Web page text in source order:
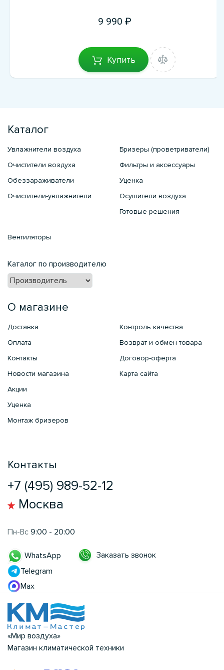
9 990
Купить
Каталог
Увлажнители воздуха
Очистители воздуха
Обеззараживатели
Очистители-увлажнители
Бризеры (проветриватели)
Фильтры и аксессуары
Уценка
Осушители воздуха
Готовые решения
Вентиляторы
Каталог по производителю
О магазине
Доставка
Оплата
Контакты
Новости магазина
Акции
Уценка
Монтаж бризеров
Контроль качества
Возврат и обмен товара
Договор-оферта
Карта сайта
Контакты
+7 (495) 989-52-12
Москва
Пн-Вс 9:00 - 20:00
WhatsApp
Telegram
Max
Заказать звонок
«Мир воздуха»
Магазин климатической техники